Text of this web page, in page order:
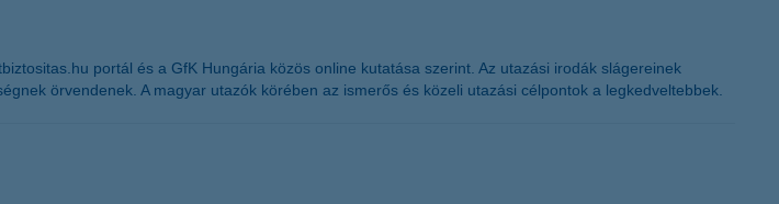
portál és a GfK Hungária közös online kutatása szerint. Az utazási irodák slágereinek
örvendenek. A magyar utazók körében az ismerős és közeli utazási célpontok a legkedveltebbek.